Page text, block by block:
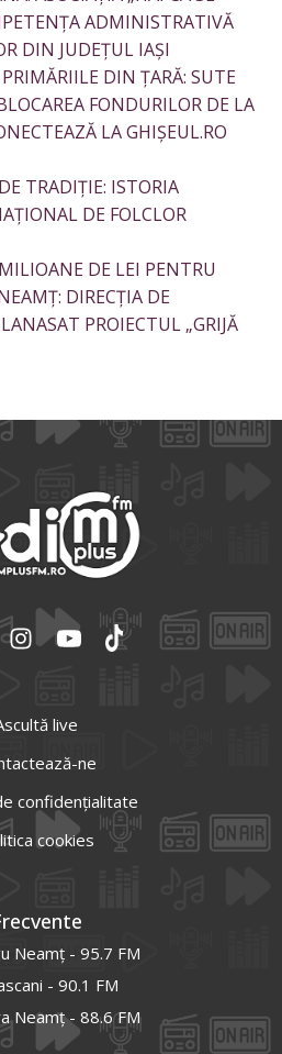
ADMINISTRATIVĂ
DIN JUDEȚUL IAȘI
DIN ȚARĂ: SUTE
FONDURILOR DE LA
LA GHIȘEUL.RO
TRADIȚIE: ISTORIA
DE FOLCLOR
DE LEI PENTRU
DIRECȚIA DE
PROIECTUL „GRIJĂ
live
ne
confidențialitate
cookies
Neamț - 95.7 FM
- 90.1 FM
Neamț - 88.6 FM